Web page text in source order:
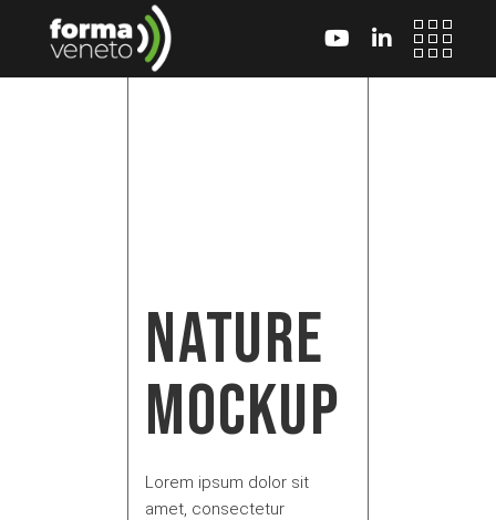
content
NATURE
MOCKUP
Lorem ipsum dolor sit
amet, consectetur